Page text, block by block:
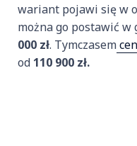
wariant pojawi się w
można go postawić w
000 zł. Tymczasem
od 110 900 zł.